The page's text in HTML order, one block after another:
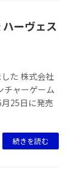
ーヴェス
た 株式会社
ャーゲーム
25日に発売
続きを読む